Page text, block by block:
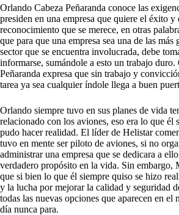
Orlando Cabeza Peñaranda conoce las
presiden en una empresa que quiere el éxito y
reconocimiento que se merece, en otras
que para que una empresa sea una de las más
sector que se encuentra involucrada, debe
informarse, sumándole a esto un trabajo duro.
Peñaranda expresa que sin trabajo y
tarea ya sea cualquier índole llega a buen
Orlando siempre tuvo en sus planes de vida
relacionado con los aviones, eso era lo que él
pudo hacer realidad. El líder de Helistar
tuvo en mente ser piloto de aviones, si no
administrar una empresa que se dedicara a
verdadero propósito en la vida. Sin embargo,
que si bien lo que él siempre quiso se hizo
y la lucha por mejorar la calidad y seguridad
todas las nuevas opciones que aparecen en el
día nunca para.